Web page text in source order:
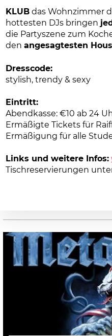
KLUB das Wohnzimmer
hottesten DJs bringen
die Partyszene zum
denangesagtesten
Dresscode:
stylish, trendy & sexy
Eintritt:
Abendkasse: €10 ab 24
Ermäßigte Tickets für
Ermäßigung für alle
Links und weitere Infos:
Tischreservierungen